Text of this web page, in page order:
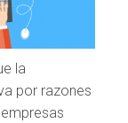
la
por razones